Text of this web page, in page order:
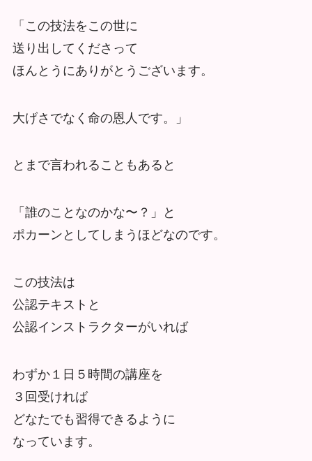
「この技法をこの世に
送り出してくださって
ほんとうにありがとうございます。
大げさでなく命の恩人です。」
とまで言われることもあると
「誰のことなのかな〜？」と
ポカーンとしてしまうほどなのです。
この技法は
公認テキストと
公認インストラクターがいれば
わずか１日５時間の講座を
３回受ければ
どなたでも習得できるように
なっています。